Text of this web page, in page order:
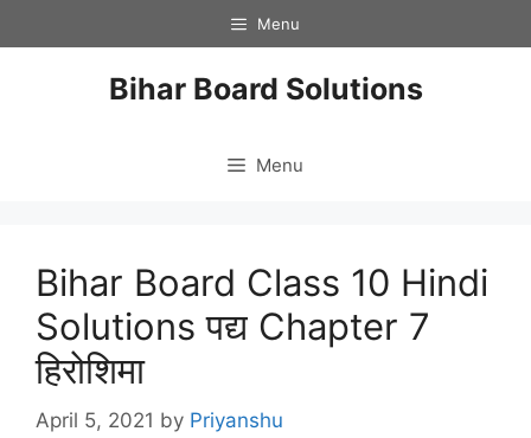
to
Menu
Bihar Board Solutions
Menu
Bihar Board Class 10 Hindi
Solutions पद्य Chapter 7
हिरोशिमा
April 5, 2021 by Priyanshu